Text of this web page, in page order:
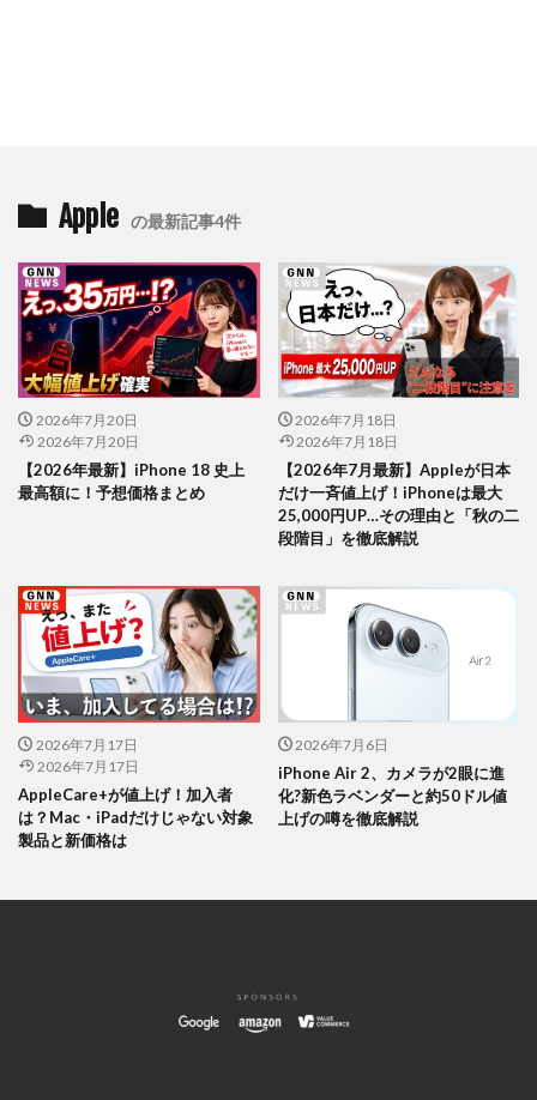
Apple の最新記事4件
2026年7月20日
2026年7月20日
【2026年最新】iPhone 18 史上
最高額に！予想価格まとめ
2026年7月18日
2026年7月18日
【2026年7月最新】Appleが日本
だけ一斉値上げ！iPhoneは最大
25,000円UP…その理由と「秋の二
段階目」を徹底解説
2026年7月17日
2026年7月17日
AppleCare+が値上げ！加入者
は？Mac・iPadだけじゃない対象
製品と新価格は
2026年7月6日
iPhone Air 2、カメラが2眼に進
化?新色ラベンダーと約50ドル値
上げの噂を徹底解説